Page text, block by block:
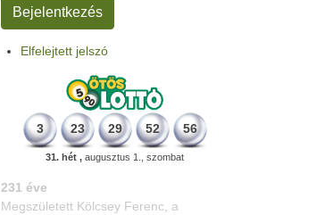
Elfelejtett jelszó
3 23 29 52 56
31. hét , augusztus 1., szombat
331 éve
Megszületett Mikes Kelemen